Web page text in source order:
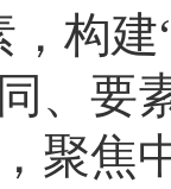
，构
、要
聚焦